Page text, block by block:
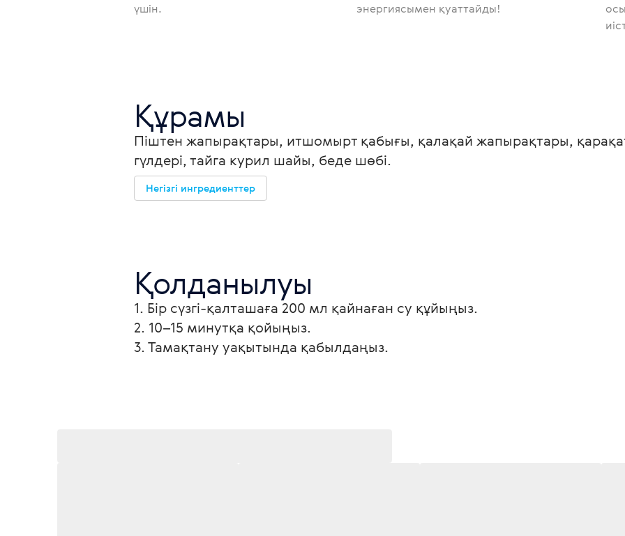
үшін.
энергиясымен қуаттайды!
Құрамы
Піштен жапырақтары, итшомырт қабығы, қалақай жапырақтары,
гүлдері, тайга курил шайы, беде шөбі.
Негізгі ингредиенттер
Қолданылуы
1. Бір сүзгі-қалташаға 200 мл қайнаған су құйыңыз.
2. 10–15 минутқа қойыңыз.
3. Тамақтану уақытында қабылдаңыз.